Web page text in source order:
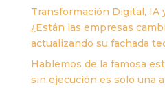
Transformación Digital, IA
¿Están las empresas
actualizando su fachada
Hablemos de la famosa
sin ejecución es solo una